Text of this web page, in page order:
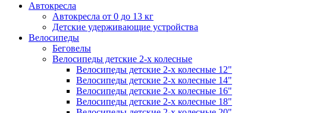
Автокресла
Автокресла от 0 до 13 кг
Детские удерживающие устройства
Велосипеды
Беговелы
Велосипеды детские 2-х колесные
Велосипеды детские 2-х колесные 12"
Велосипеды детские 2-х колесные 14"
Велосипеды детские 2-х колесные 16"
Велосипеды детские 2-х колесные 18"